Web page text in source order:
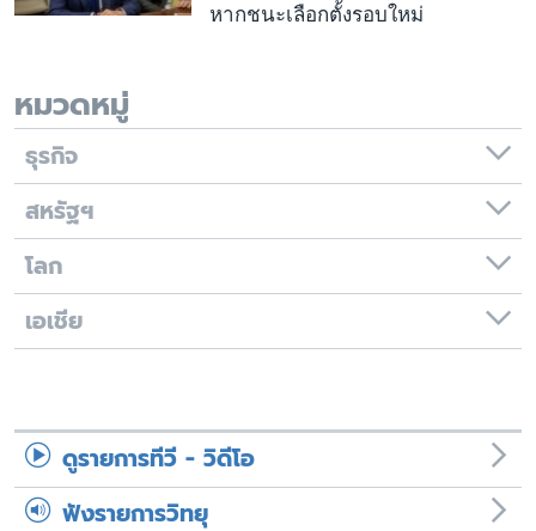
หากชนะเลือกตั้งรอบใหม่
หมวดหมู่
ธุรกิจ
สหรัฐฯ
โลก
เอเชีย
ดูรายการทีวี - วิดีโอ
ฟังรายการวิทยุ